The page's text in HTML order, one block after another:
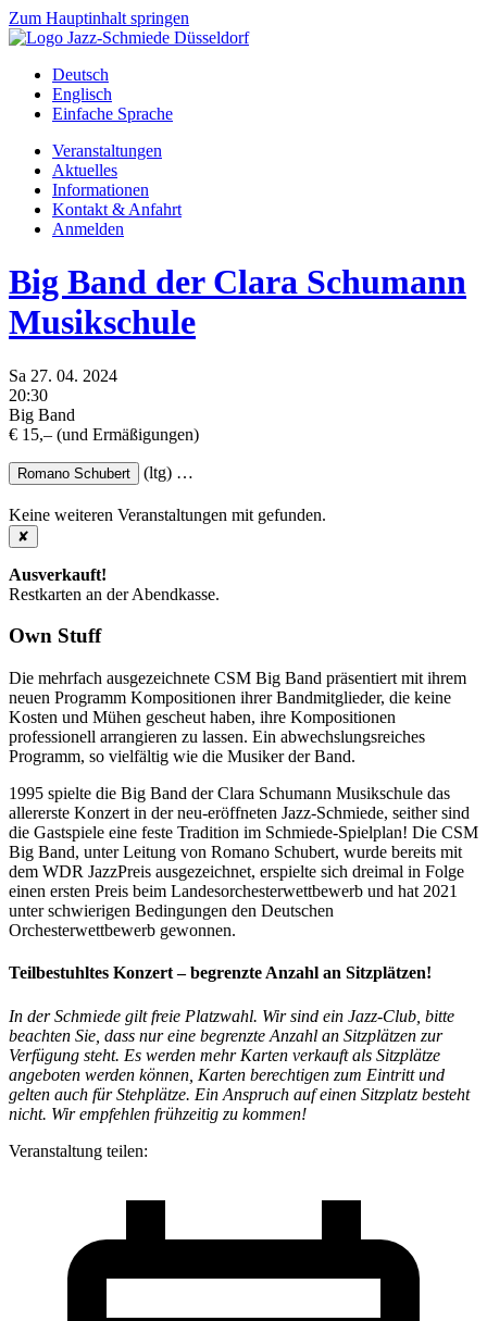
Zum Hauptinhalt springen
Deutsch
Englisch
Einfache Sprache
Veranstaltungen
Aktuelles
Informationen
Kontakt & Anfahrt
Anmelden
Big Band der Clara Schumann
Musikschule
Sa 27. 04. 2024
20:30
Big Band
€ 15,– (und Ermäßigungen)
Romano Schubert (ltg) …
Keine weiteren Veranstaltungen mit gefunden.
✘
Ausverkauft!
Restkarten an der Abendkasse.
Own Stuff
Die mehrfach ausgezeichnete CSM Big Band präsentiert mit ihrem
neuen Programm Kompositionen ihrer Bandmitglieder, die keine
Kosten und Mühen gescheut haben, ihre Kompositionen
professionell arrangieren zu lassen. Ein abwechslungsreiches
Programm, so vielfältig wie die Musiker der Band.
1995 spielte die Big Band der Clara Schumann Musikschule das
allererste Konzert in der neu-eröffneten Jazz-Schmiede, seither sind
die Gastspiele eine feste Tradition im Schmiede-Spielplan! Die CSM
Big Band, unter Leitung von Romano Schubert, wurde bereits mit
dem WDR JazzPreis ausgezeichnet, erspielte sich dreimal in Folge
einen ersten Preis beim Landesorchesterwettbewerb und hat 2021
unter schwierigen Bedingungen den Deutschen
Orchesterwettbewerb gewonnen.
Teilbestuhltes Konzert – begrenzte Anzahl an Sitzplätzen!
In der Schmiede gilt freie Platzwahl. Wir sind ein Jazz-Club, bitte
beachten Sie, dass nur eine begrenzte Anzahl an Sitzplätzen zur
Verfügung steht. Es werden mehr Karten verkauft als Sitzplätze
angeboten werden können, Karten berechtigen zum Eintritt und
gelten auch für Stehplätze. Ein Anspruch auf einen Sitzplatz besteht
nicht. Wir empfehlen frühzeitig zu kommen!
Veranstaltung teilen: